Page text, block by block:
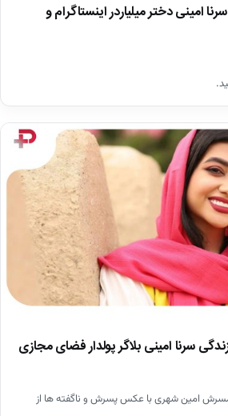
دختر میلیاردر اینستاگرام و
سرنا امینی بلاگر پولدار فضای مجازی
امین شهری با عکس پسرش و ناگفته ها از